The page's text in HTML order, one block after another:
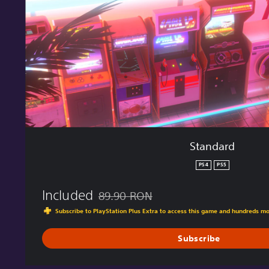
d
Standard
PS4 PS5
Included Discounted from original price of 89.90 RON
89.90 RON
Subscribe to PlayStation Plus Extra to access this game and hundreds
Subscribe